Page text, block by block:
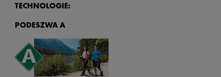
TECHNOLOGIE:
PODESZWA A